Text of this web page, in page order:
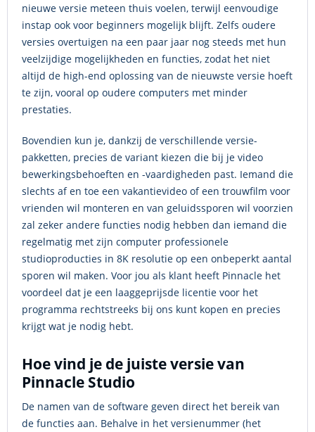
nieuwe versie meteen thuis voelen, terwijl eenvoudige
instap ook voor beginners mogelijk blijft. Zelfs oudere
versies overtuigen na een paar jaar nog steeds met hun
veelzijdige mogelijkheden en functies, zodat het niet
altijd de high-end oplossing van de nieuwste versie hoeft
te zijn, vooral op oudere computers met minder
prestaties.
Bovendien kun je, dankzij de verschillende versie-
pakketten, precies de variant kiezen die bij je video
bewerkingsbehoeften en -vaardigheden past. Iemand die
slechts af en toe een vakantievideo of een trouwfilm voor
vrienden wil monteren en van geluidssporen wil voorzien
zal zeker andere functies nodig hebben dan iemand die
regelmatig met zijn computer professionele
studioproducties in 8K resolutie op een onbeperkt aantal
sporen wil maken. Voor jou als klant heeft Pinnacle het
voordeel dat je een laaggeprijsde licentie voor het
programma rechtstreeks bij ons kunt kopen en precies
krijgt wat je nodig hebt.
Hoe vind je de juiste versie van
Pinnacle Studio
De namen van de software geven direct het bereik van
de functies aan. Behalve in het versienummer (het